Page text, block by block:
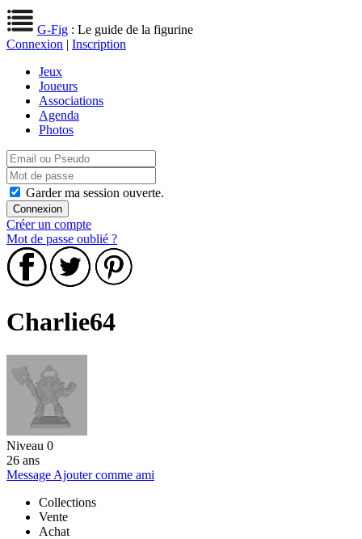
G-Fig : Le guide de la figurine
Connexion | Inscription
Jeux
Joueurs
Associations
Agenda
Photos
Garder ma session ouverte.
Créer un compte
Mot de passe oublié ?
Charlie64
Niveau 0
26 ans
Message Ajouter comme ami
Collections
Vente
Achat